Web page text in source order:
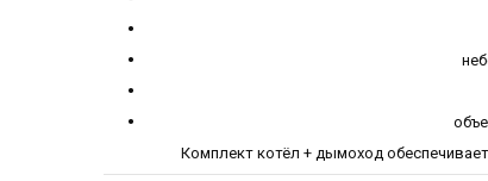
Комплект котёл + дымоход